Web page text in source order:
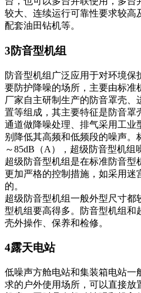
较大、连续运行可靠性要求较高
配套油田钻机等。
3防音型机组
防音型机组广泛应用于对环境
要防护降噪的场所，主要由标准
厂家自主研制生产的防音罩壳、
置等组成，其主要特征是防音罩
通道做降噪处理、排气采用工业
别降低其高频和低频段的噪声。
～85dB（A），超级防音型机组
超级防音型机组是在标准防音型
更加严格的控制措施，如采用迷
的。
超级防音型机组一般外型尺寸
型机组要高得多。防音型机组和
壳外操作、保养和检修。
4露天电站
低噪声方舱电站和集装箱电站一
求的户外使用场所，可以直接放